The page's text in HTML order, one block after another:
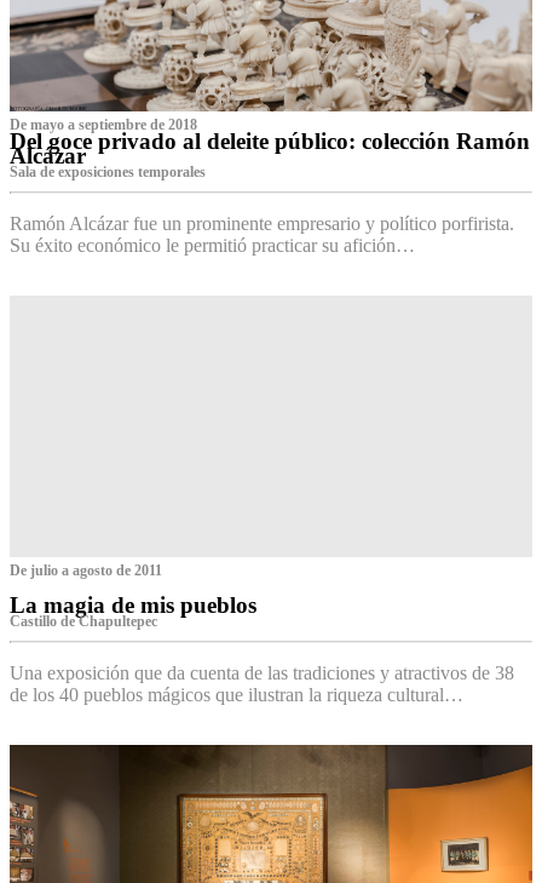
De mayo a septiembre de 2018
Del goce privado al deleite público: colección Ramón
Alcázar
Sala de exposiciones temporales
Ramón Alcázar fue un prominente empresario y político porfirista.
Su éxito económico le permitió practicar su afición…
De julio a agosto de 2011
La magia de mis pueblos
Castillo de Chapultepec
Una exposición que da cuenta de las tradiciones y atractivos de 38
de los 40 pueblos mágicos que ilustran la riqueza cultural…